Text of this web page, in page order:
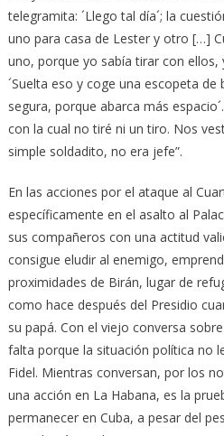
telegramita: ´Llego tal día´; la
uno para casa de Lester y otro […]
uno, porque yo sabía tirar con ellos,
´Suelta eso y coge una escopeta
segura, porque abarca más
con la cual no tiré ni un tiro. Nos
simple soldadito, no era jefe”.
En las acciones por el ataque al
específicamente en el asalto al
sus compañeros con una actitud
consigue eludir al enemigo,
proximidades de Birán, lugar de
como hace después del Presidio
su papá. Con el viejo conversa
falta porque la situación política no
Fidel. Mientras conversan, por los
una acción en La Habana, es la
permanecer en Cuba, a pesar del